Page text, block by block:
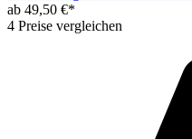
ab 49,50 €*
4 Preise vergleichen